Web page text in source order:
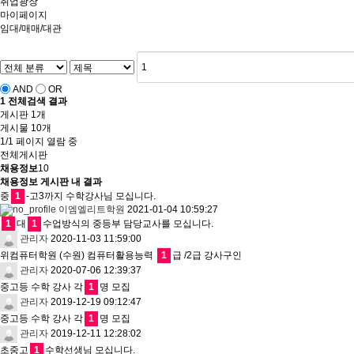
마이페이지
임대/매매/대관
AND
OR
1 전체검색 결과
게시판 1개
게시물 10개
1/1 페이지 열람 중
전체게시판
채용정보10
채용정보 게시판 내 결과
중 1 -고3까지 수학강사님 모십니다.
이엠엘리트학원 2021-01-04 10:59:27
1 대 1 수업방식의 중등부 담당교사를 모십니다.
관리자 2020-11-03 11:59:00
위컴퓨터학원 (수원) 컴퓨터활용능력
1 급 /2급 강사구인
관리자 2020-07-06 12:39:37
중고등 수학 강사 각 1 명 모집
관리자 2019-12-19 09:12:47
중고등 수학 강사 각 1 명 모집
관리자 2019-12-11 12:28:02
초중고 1 수학선생님 모십니다.